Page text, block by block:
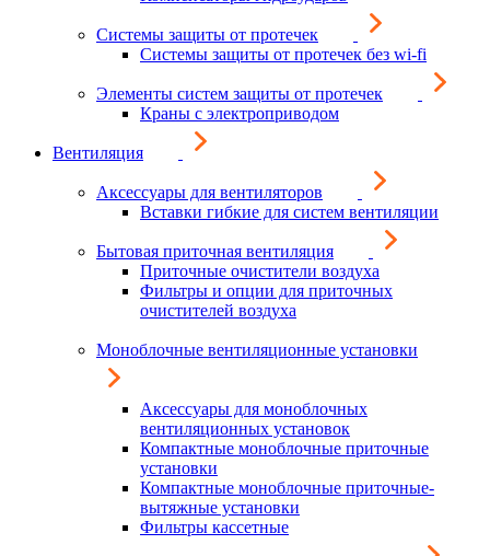
Системы защиты от протечек
Системы защиты от протечек без wi-fi
Элементы систем защиты от протечек
Краны с электроприводом
Вентиляция
Аксессуары для вентиляторов
Вставки гибкие для систем вентиляции
Бытовая приточная вентиляция
Приточные очистители воздуха
Фильтры и опции для приточных
очистителей воздуха
Моноблочные вентиляционные установки
Аксессуары для моноблочных
вентиляционных установок
Компактные моноблочные приточные
установки
Компактные моноблочные приточные-
вытяжные установки
Фильтры кассетные